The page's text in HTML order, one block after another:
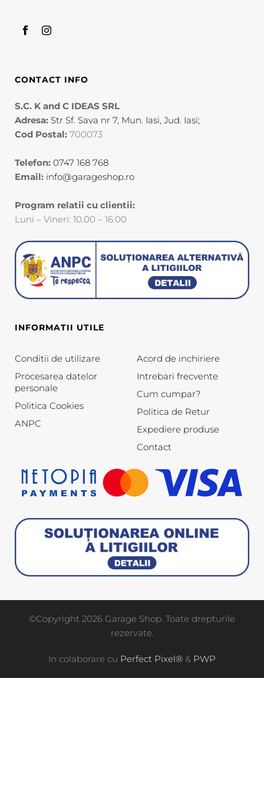
CONTACT INFO
S.C. K and C IDEAS SRL
Adresa: Str Sf. Sava nr 7, Mun. Iasi, Jud. Iasi;
Cod Postal: 700073
Telefon: 0747 168 768
Email: info@garageshop.ro
Program relatii cu clientii:
Luni – Vineri: 10.00 – 16.00
INFORMATII UTILE
Conditii de utilizare
Procesarea datelor
personale
Politica Cookies
ANPC
Acord de inchiriere
Intrebari frecvente
Cum cumpar?
Politica de Retur
Expediere produse
Contact
©Copyright 2026 Garage Shop. Toate drepturile
rezervate.
In colaborare cu Perfect Pixel® & PWP